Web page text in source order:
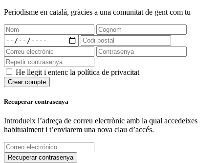
Periodisme en català, gràcies a una comunitat de gent com tu
He llegit i entenc la política de privacitat
Crear compte
Recuperar contrasenya
Introdueix l’adreça de correu electrònic amb la qual accedeixes
habitualment i t’enviarem una nova clau d’accés.
Recuperar contrasenya